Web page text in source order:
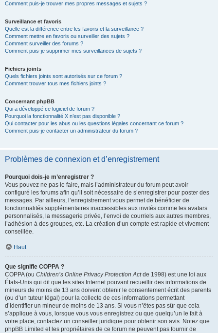
Comment puis-je trouver mes propres messages et sujets ?
Surveillance et favoris
Quelle est la différence entre les favoris et la surveillance ?
Comment mettre en favoris ou surveiller des sujets ?
Comment surveiller des forums ?
Comment puis-je supprimer mes surveillances de sujets ?
Fichiers joints
Quels fichiers joints sont autorisés sur ce forum ?
Comment trouver tous mes fichiers joints ?
Concernant phpBB
Qui a développé ce logiciel de forum ?
Pourquoi la fonctionnalité X n’est pas disponible ?
Qui contacter pour les abus ou les questions légales concernant ce forum ?
Comment puis-je contacter un administrateur du forum ?
Problèmes de connexion et d’enregistrement
Pourquoi dois-je m’enregistrer ?
Vous pouvez ne pas le faire, mais l’administrateur du forum peut avoir
configuré les forums afin qu’il soit nécessaire de s’enregistrer pour poster des
messages. Par ailleurs, l’enregistrement vous permet de bénéficier de
fonctionnalités supplémentaires inaccessibles aux invités comme les avatars
personnalisés, la messagerie privée, l’envoi de courriels aux autres membres,
l’adhésion à des groupes, etc. La création d’un compte est rapide et vivement
conseillée.
Haut
Que signifie COPPA ?
COPPA (ou Children’s Online Privacy Protection Actde 1998) est une loi aux
États-Unis qui dit que les sites Internet pouvant recueillir des informations de
mineurs de moins de 13 ans doivent obtenir le consentement écrit des parents
(ou d’un tuteur légal) pour la collecte de ces informations permettant
d’identifier un mineur de moins de 13 ans. Si vous n’êtes pas sûr que cela
s’applique à vous, lorsque vous vous enregistrez ou que quelqu’un le fait à
votre place, contactez un conseiller juridique pour obtenir son avis. Notez que
phpBB Limited et les propriétaires de ce forum ne peuvent pas fournir de